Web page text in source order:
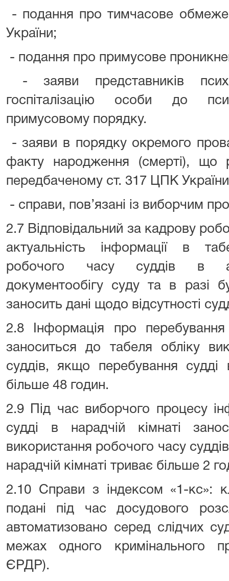
- подання про тимчасове
України;
- подання про примусове
- заяви представників
госпіталізацію особи до
примусовому порядку.
- заяви в порядку окремого
факту народження (смерті), що
передбаченому ст. 317 ЦПК
- справи, пов’язані із виборчим
2.7 Відповідальний за кадрову
актуальність інформації в
робочого часу суддів в
документообігу суду та в разі
заносить дані щодо відсутності
2.8 Інформація про перебування
заноситься до табеля обліку
суддів, якщо перебування судді
більше 48 годин.
2.9 Під час виборчого процесу
судді в нарадчій кімнаті
використання робочого часу
нарадчій кімнаті триває більше 2
2.10 Справи з індексом «1-кс»:
подані під час досудового
автоматизовано серед слідчих
межах одного кримінального
ЄРДР).